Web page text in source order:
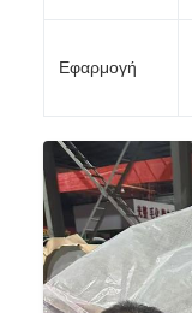
Εφαρμογή